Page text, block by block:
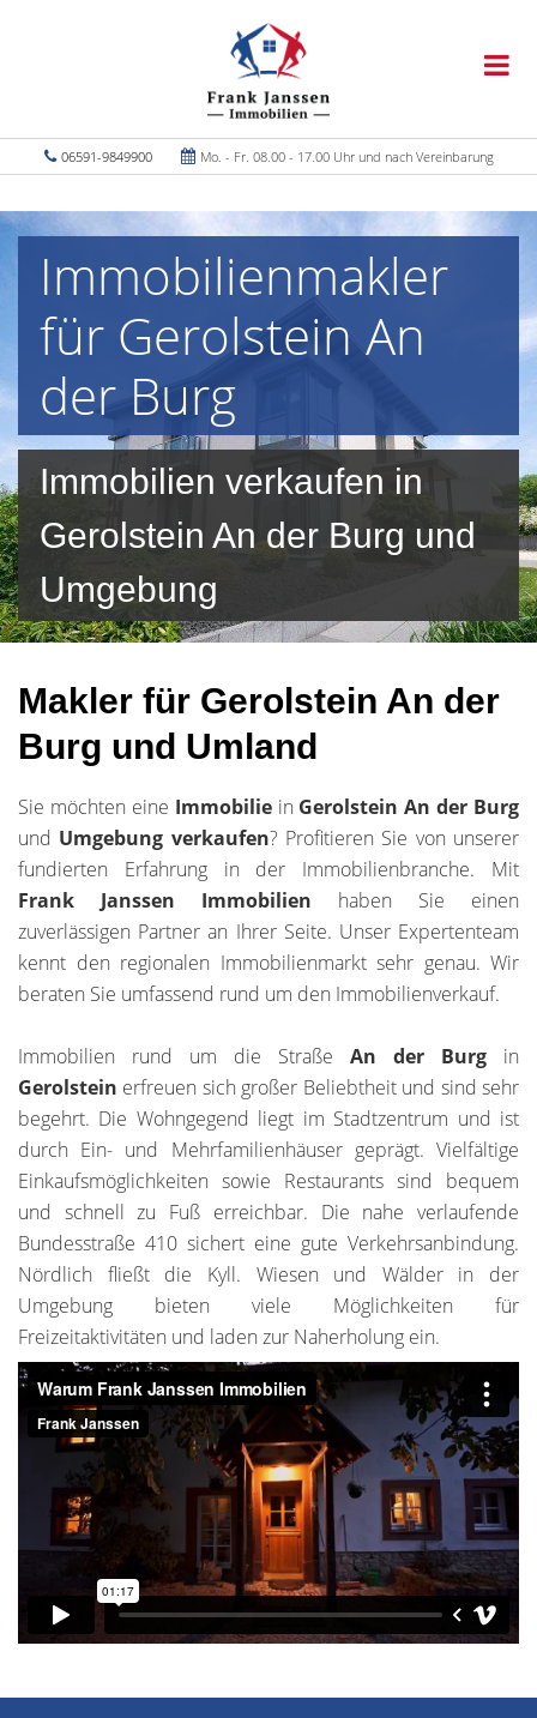
06591-9849900 Mo. - Fr. 08.00 - 17.00 Uhr und nach Vereinbarung
Immobilienmakler
für Gerolstein An
der Burg
Immobilien verkaufen in
Gerolstein An der Burg und
Umgebung
Makler für Gerolstein An der
Burg und Umland
Sie möchten eine Immobilie in Gerolstein An der Burg
und Umgebung verkaufen? Profitieren Sie von unserer
fundierten Erfahrung in der Immobilienbranche. Mit
Frank Janssen Immobilien haben Sie einen
zuverlässigen Partner an Ihrer Seite. Unser Expertenteam
kennt den regionalen Immobilienmarkt sehr genau. Wir
beraten Sie umfassend rund um den Immobilienverkauf.
Immobilien rund um die Straße An der Burg in
Gerolstein erfreuen sich großer Beliebtheit und sind sehr
begehrt. Die Wohngegend liegt im Stadtzentrum und ist
durch Ein- und Mehrfamilienhäuser geprägt. Vielfältige
Einkaufsmöglichkeiten sowie Restaurants sind bequem
und schnell zu Fuß erreichbar. Die nahe verlaufende
Bundesstraße 410 sichert eine gute Verkehrsanbindung.
Nördlich fließt die Kyll. Wiesen und Wälder in der
Umgebung bieten viele Möglichkeiten für
Freizeitaktivitäten und laden zur Naherholung ein.